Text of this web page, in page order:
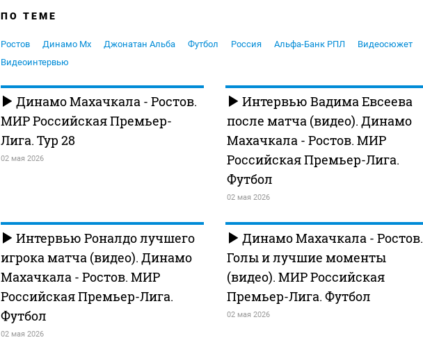
ПО ТЕМЕ
Ростов Динамо Мх Джонатан Альба Футбол Россия Альфа-Банк РПЛ
Видеосюжет
Видеоинтервью
Динамо Махачкала - Ростов.
МИР Российская Премьер-
Лига. Тур 28
02 мая 2026
Интервью Вадима Евсеева
после матча (видео). Динамо
Махачкала - Ростов. МИР
Российская Премьер-Лига.
Футбол
02 мая 2026
Интервью Роналдо лучшего
игрока матча (видео). Динамо
Махачкала - Ростов. МИР
Российская Премьер-Лига.
Футбол
02 мая 2026
Динамо Махачкала - Ростов.
Голы и лучшие моменты
(видео). МИР Российская
Премьер-Лига. Футбол
02 мая 2026